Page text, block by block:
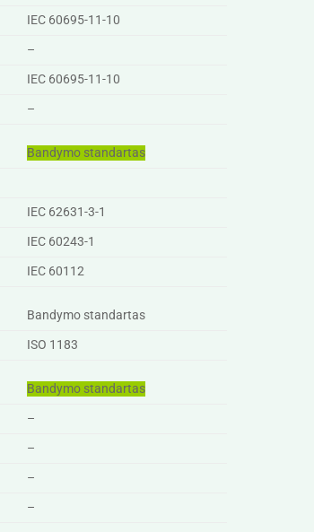
IEC 60695-11-10
–
IEC 60695-11-10
–
Bandymo standartas
IEC 62631-3-1
IEC 60243-1
IEC 60112
Bandymo standartas
ISO 1183
Bandymo standartas
–
–
–
–